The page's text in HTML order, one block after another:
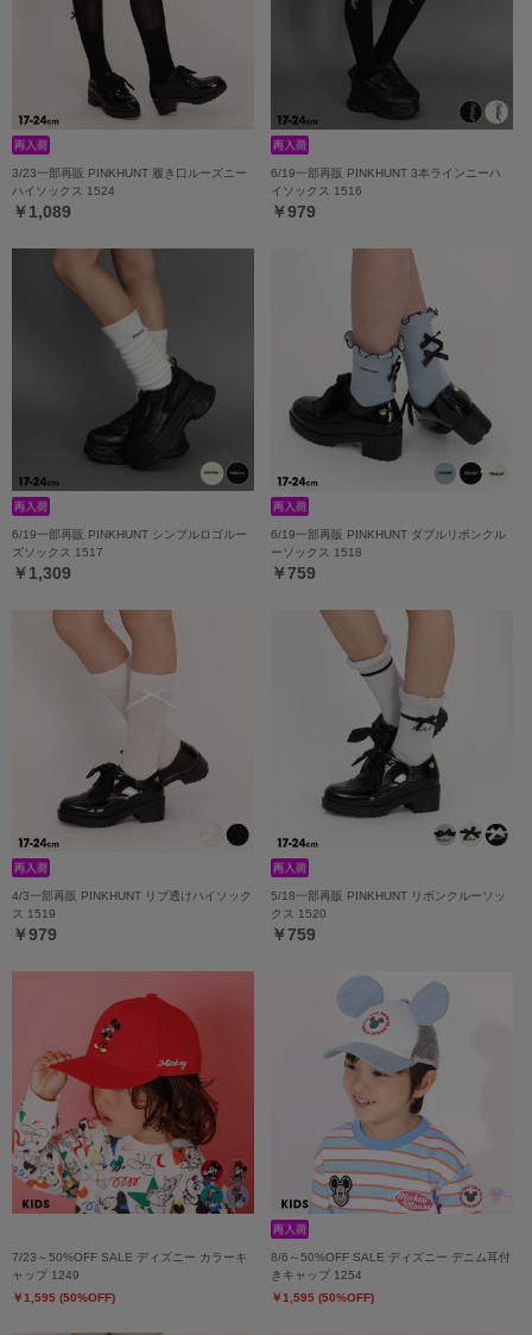
3/23一部再販 PINKHUNT 履き口ルーズニー
ハイソックス 1524
￥1,089
6/19一部再販 PINKHUNT 3本ラインニーハ
イソックス 1516
￥979
6/19一部再販 PINKHUNT シンプルロゴルー
ズソックス 1517
￥1,309
6/19一部再販 PINKHUNT ダブルリボンクル
ーソックス 1518
￥759
4/3一部再販 PINKHUNT リブ透けハイソック
ス 1519
￥979
5/18一部再販 PINKHUNT リボンクルーソッ
クス 1520
￥759
7/23～50%OFF SALE ディズニー カラーキ
ャップ 1249
￥1,595 (50%OFF)
8/6～50%OFF SALE ディズニー デニム耳付
きキャップ 1254
￥1,595 (50%OFF)